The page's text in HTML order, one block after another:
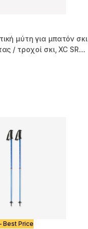
μύτη για μπατόν σκι
/ τροχοί σκι, XC SR
Best Price